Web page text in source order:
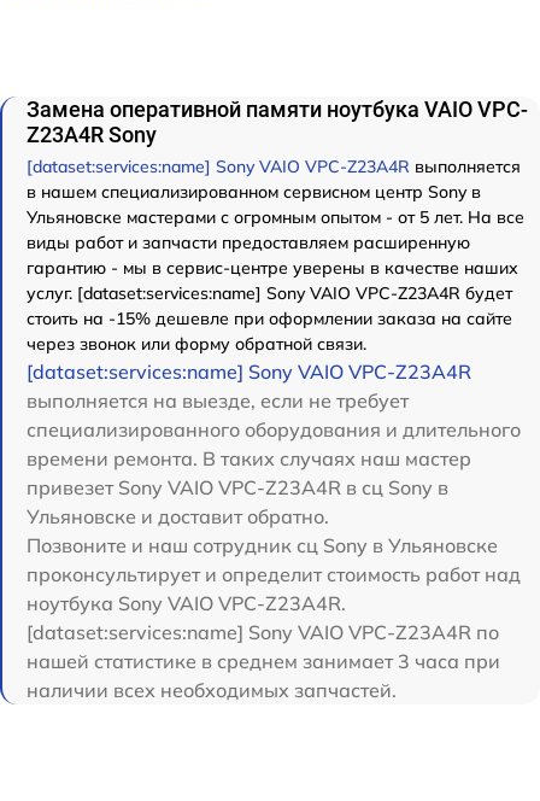
Замена оперативной памяти ноутбука VAIO VPC-
Z23A4R Sony
[dataset:services:name] Sony VAIO VPC-Z23A4R выполняется
в нашем специализированном сервисном центр Sony в
Ульяновске мастерами с огромным опытом - от 5 лет. На все
виды работ и запчасти предоставляем расширенную
гарантию - мы в сервис-центре уверены в качестве наших
услуг. [dataset:services:name] Sony VAIO VPC-Z23A4R будет
стоить на -15% дешевле при оформлении заказа на сайте
через звонок или форму обратной связи.
[dataset:services:name] Sony VAIO VPC-Z23A4R
выполняется на выезде, если не требует
специализированного оборудования и длительного
времени ремонта. В таких случаях наш мастер
привезет Sony VAIO VPC-Z23A4R в сц Sony в
Ульяновске и доставит обратно.
Позвоните и наш сотрудник сц Sony в Ульяновске
проконсультирует и определит стоимость работ над
ноутбука Sony VAIO VPC-Z23A4R.
[dataset:services:name] Sony VAIO VPC-Z23A4R по
нашей статистике в среднем занимает 3 часа при
наличии всех необходимых запчастей.